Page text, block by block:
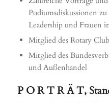
Podiumsdiskussionen
Leadership und Frauen
Mitglied des Rotary
Mitglied des
und Außenhandel
P O R T R Ä T,